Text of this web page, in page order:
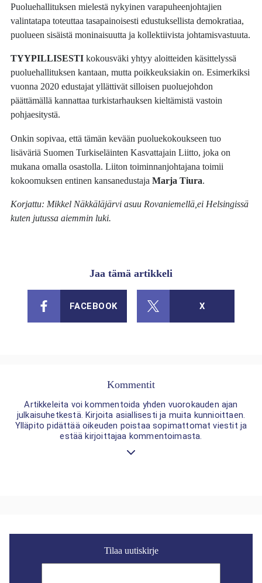
Puoluehallituksen mielestä nykyinen varapuheenjohtajien
valintatapa toteuttaa tasapainoisesti edustuksellista demokratiaa,
puolueen sisäistä moninaisuutta ja kollektiivista johtamisvastuuta.
TYYPILLISESTIkokousväki yhtyy aloitteiden käsittelyssä
puoluehallituksen kantaan, mutta poikkeuksiakin on. Esimerkiksi
vuonna 2020 edustajat yllättivät silloisen puoluejohdon
päättämällä kannattaa turkistarhauksen kieltämistä vastoin
pohjaesitystä.
Onkin sopivaa, että tämän kevään puoluekokoukseen tuo
lisäväriä Suomen Turkiseläinten Kasvattajain Liitto, joka on
mukana omalla osastolla. Liiton toiminnanjohtajana toimii
kokoomuksen entinen kansanedustajaMarja Tiura.
Korjattu: Mikkel Näkkäläjärvi asuu Rovaniemellä,ei Helsingissä
kuten jutussa aiemmin luki.
Jaa tämä artikkeli
FACEBOOK X
Kommentit
Artikkeleita voi kommentoida yhden vuorokauden ajan
julkaisuhetkestä. Kirjoita asiallisesti ja muita kunnioittaen.
Ylläpito pidättää oikeuden poistaa sopimattomat viestit ja
estää kirjoittajaa kommentoimasta.
Tilaa uutiskirje